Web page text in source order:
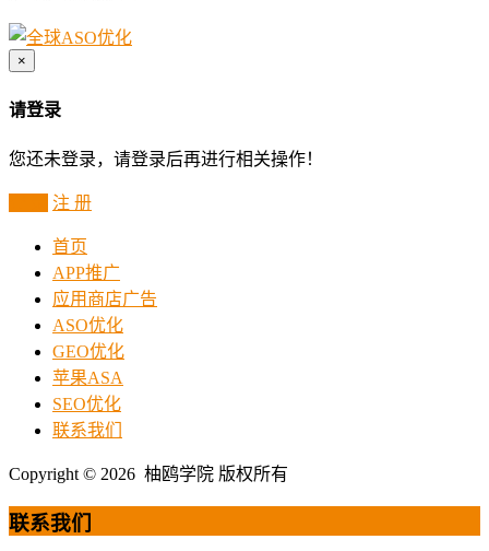
×
请登录
您还未登录，请登录后再进行相关操作！
注 册
首页
APP推广
应用商店广告
ASO优化
GEO优化
苹果ASA
SEO优化
联系我们
Copyright © 2026 柚鸥学院 版权所有
联系我们